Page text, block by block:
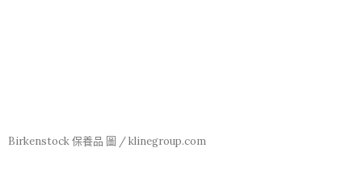
Birkenstock 保養品 圖 / klinegroup.com